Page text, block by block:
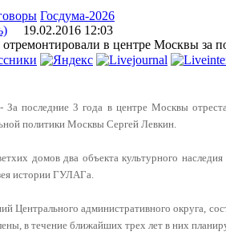
Госдума-2026
19.02.2016 12:03
в центре Москвы за
За последние 3 года в центре Москвы
политики Москвы Сергей Левкин.
домов два объекта культурного
истории ГУЛАГа.
Центрального административного округа,
в течение ближайших трех лет в них